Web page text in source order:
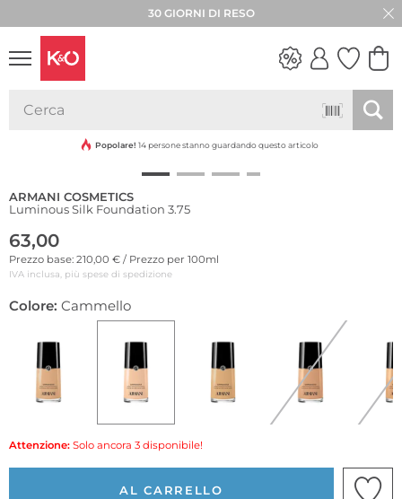
30 GIORNI DI RESO
VIBES
Popolare! 14 persone stanno guardando questo articolo
ARMANI COSMETICS
Luminous Silk Foundation 3.75
63,00
Prezzo base: 210,00 € / Prezzo per 100ml
IVA inclusa, più spese di spedizione
Colore: Cammello
Attenzione: Solo ancora 3 disponibile!
AL CARRELLO